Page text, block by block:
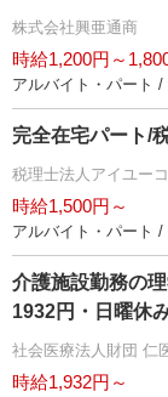
株式会社興亜通商
時給1,200円～
アルバイト・パート /
完全在宅パート/
税理士法人アイユー
時給1,500円～
アルバイト・パート /
介護施設勤務の
1932円・日曜休
社会医療法人財団 仁
時給1,932円～